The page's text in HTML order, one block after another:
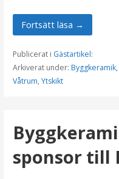
Fortsätt läsa →
Publicerat i Gästartikel:
Arkiverat under: Byggkeramik,
Våtrum, Ytskikt
sponsor till